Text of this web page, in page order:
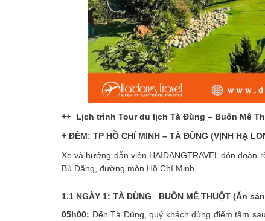
++ Lịch trình Tour du lịch Tà Đùng – Buôn Mê
+ ĐÊM: TP HỒ CHÍ MINH – TÀ ĐÙNG (VỊNH HẠ
Xe và hướng dẫn viên HAIDANGTRAVEL đón đoàn
Bù Đăng, đường mòn Hồ Chí Minh
1.1 NGÀY 1: TÀ ĐÙNG _BUÔN MÊ THUỘT (Ăn
05h00: Đến Tà Đùng, quý khách dùng điểm tâm